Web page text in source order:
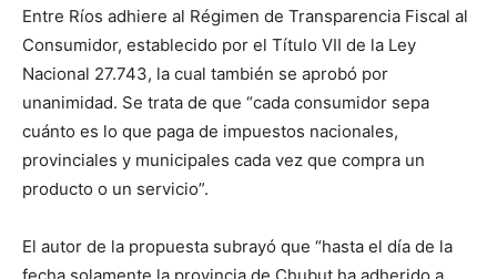
Entre Ríos adhiere al Régimen de Transparencia Fiscal al
Consumidor, establecido por el Título VII de la Ley
Nacional 27.743, la cual también se aprobó por
unanimidad. Se trata de que “cada consumidor sepa
cuánto es lo que paga de impuestos nacionales,
provinciales y municipales cada vez que compra un
producto o un servicio”.
El autor de la propuesta subrayó que “hasta el día de la